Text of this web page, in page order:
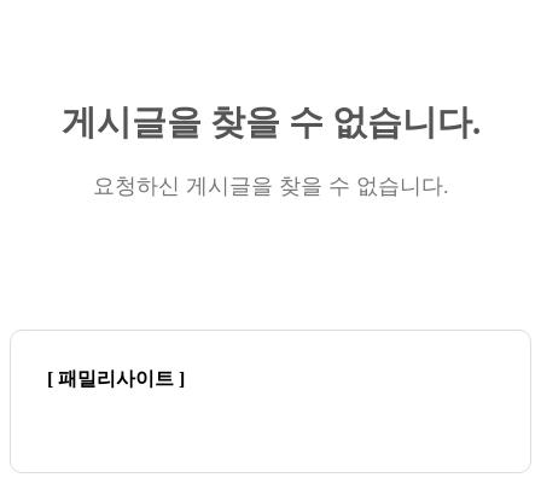
게시글을 찾을 수 없습니다.
요청하신 게시글을 찾을 수 없습니다.
[ 패밀리사이트 ]